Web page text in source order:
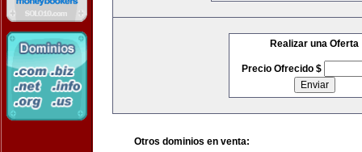
Realizar una Oferta
Precio Ofrecido $
Otros dominios en venta: